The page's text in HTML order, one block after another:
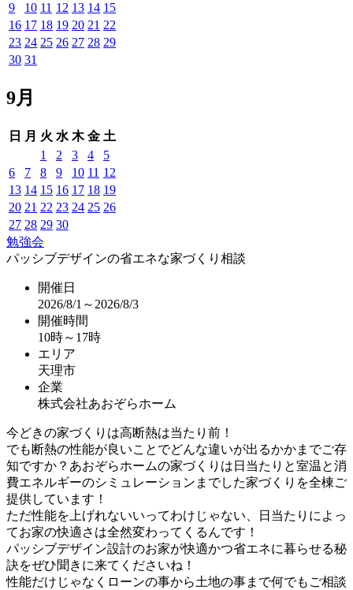
9
10 11 12 13 14 15
16 17 18 19 20 21 22
23 24 25 26 27 28 29
30 31
9月
日 月 火 水 木 金 土
1
2 3 4
5
6
7 8 9 10 11 12
13 14 15 16 17 18 19
20 21 22 23 24 25 26
27 28 29 30
勉強会
パッシブデザインの省エネな家づくり相談
開催日
2026/8/1～2026/8/3
開催時間
10時～17時
エリア
天理市
企業
株式会社あおぞらホーム
今どきの家づくりは高断熱は当たり前！
でも断熱の性能が良いことでどんな違いが出るかかまでご存
知ですか？あおぞらホームの家づくりは日当たりと室温と消
費エネルギーのシミュレーションまでした家づくりを全棟ご
提供しています！
ただ性能を上げれないいってわけじゃない、日当たりによっ
てお家の快適さは全然変わってくるんです！
パッシブデザイン設計のお家が快適かつ省エネに暮らせる秘
訣をぜひ聞きに来てくださいね！
性能だけじゃなくローンの事から土地の事まで何でもご相談